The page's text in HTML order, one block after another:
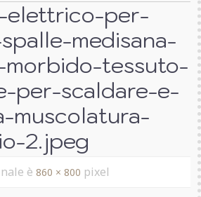
elettrico-per-
medisana-
tessuto-
per-scaldare-e-
muscolatura-
2.jpeg
è 860 × 800 pixel